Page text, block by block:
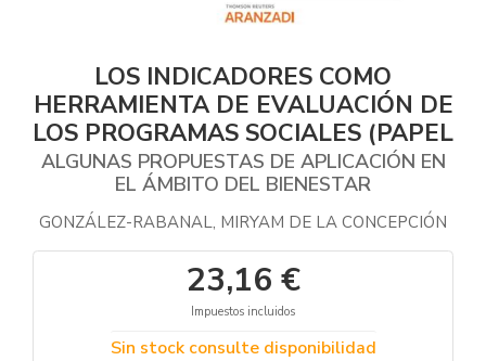
LOS INDICADORES COMO
HERRAMIENTA DE EVALUACIÓN DE
LOS PROGRAMAS SOCIALES (PAPEL
ALGUNAS PROPUESTAS DE APLICACIÓN EN
EL ÁMBITO DEL BIENESTAR
GONZÁLEZ-RABANAL, MIRYAM DE LA CONCEPCIÓN
23,16 €
Impuestos incluidos
Sin stock consulte disponibilidad